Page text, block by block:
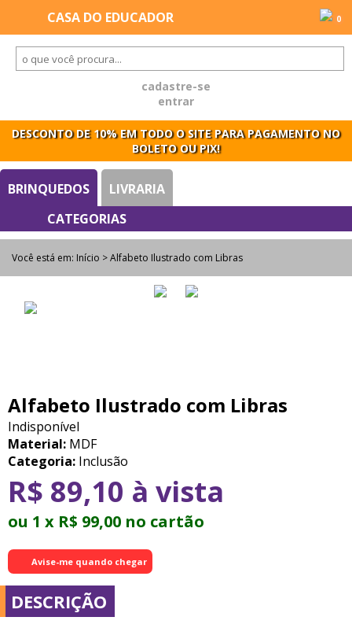
0
cadastre-se
entrar
DESCONTO DE 10% EM TODO O SITE PARA PAGAMENTO NO
BOLETO OU PIX!
BRINQUEDOS LIVRARIA
Você está em: Início > Alfabeto Ilustrado com Libras
Alfabeto Ilustrado com Libras
Indisponível
Material: MDF
Categoria: Inclusão
R$ 89,10 à vista
ou 1 x R$ 99,00 no cartão
Avise-me quando chegar
DESCRIÇÃO